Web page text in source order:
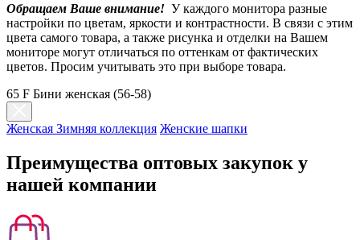
Обращаем Ваше внимание! У каждого монитора разные
настройки по цветам, яркости и контрастности. В связи с этим
цвета самого товара, а также рисунка и отделки на Вашем
мониторе могут отличаться по оттенкам от фактических
цветов. Просим учитывать это при выборе товара.
65 F Бини женская (56-58)
Женская Зимняя коллекция Женские шапки
Преимущества оптовых закупок у
нашей компании